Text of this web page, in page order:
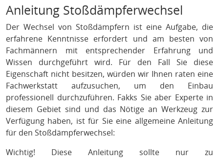
Anleitung Stoßdämpferwechsel
Der Wechsel von Stoßdämpfern ist eine Aufgabe, die
erfahrene Kenntnisse erfordert und am besten von
Fachmännern mit entsprechender Erfahrung und
Wissen durchgeführt wird. Für den Fall Sie diese
Eigenschaft nicht besitzen, würden wir Ihnen raten eine
Fachwerkstatt aufzusuchen, um den Einbau
professionell durchzuführen. Fakks Sie aber Experte in
diesem Gebiet sind und das Nötige an Werkzeug zur
Verfügung haben, ist für Sie eine allgemeine Anleitung
für den Stoßdämpferwechsel:
Wichtig! Diese Anleitung sollte nur zu